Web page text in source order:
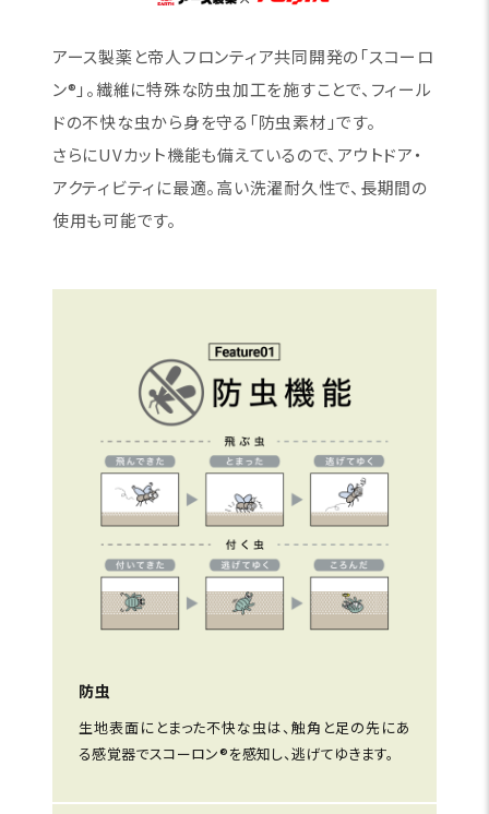
アース製薬と帝人フロンティア共同開発の「スコーロ
ン®」。繊維に特殊な防虫加工を施すことで、フィール
ドの不快な虫から身を守る「防虫素材」です。
さらにUVカット機能も備えているので、アウトドア・
アクティビティに最適。高い洗濯耐久性で、長期間の
使用も可能です。
防虫
生地表面にとまった不快な虫は、触角と足の先にあ
る感覚器でスコーロン®を感知し、逃げてゆきます。